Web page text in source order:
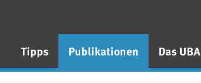
Tipps Publikationen Das UBA